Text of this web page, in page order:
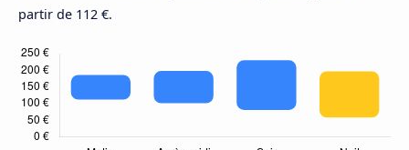
partir de 112 €.